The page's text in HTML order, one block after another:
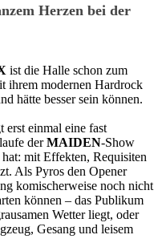
Herzen bei der
ist die Halle schon zum
ihrem modernen Hardrock
hätte besser sein können.
erst einmal eine fast
derMAIDEN-Show
mit Effekten, Requisiten
Als Pyros den Opener
komischerweise noch nicht
können – das Publikum
Wetter liegt, oder
Gesang und leisem